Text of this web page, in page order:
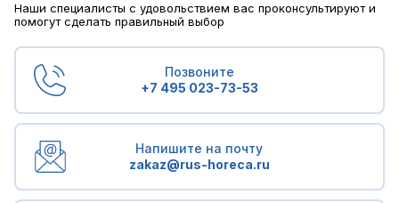
Наши специалисты с удовольствием вас проконсультируют и
помогут сделать правильный выбор
Позвоните
+7 495 023-73-53
Напишите на почту
zakaz@rus-horeca.ru